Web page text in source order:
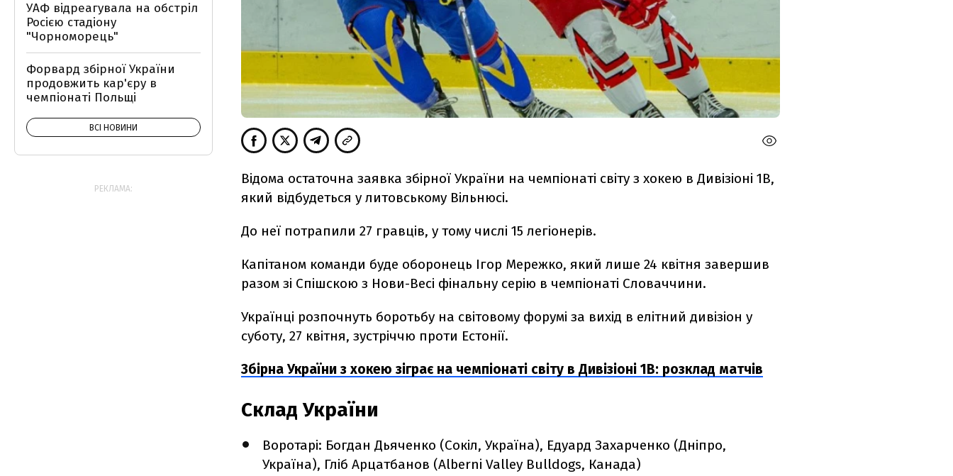
Відома остаточна заявка збірної України на чемпіонаті світу з хокею в Дивізіоні 1В,
який відбудеться у литовському Вільнюсі.
До неї потрапили 27 гравців, у тому числі 15 легіонерів.
Капітаном команди буде оборонець Ігор Мережко, який лише 24 квітня завершив
разом зі Спішскою з Нови-Весі фінальну серію в чемпіонаті Словаччини.
Українці розпочнуть боротьбу на світовому форумі за вихід в елітний дивізіон у
суботу, 27 квітня, зустріччю проти Естонії.
Збірна України з хокею зіграє на чемпіонаті світу в Дивізіоні 1В: розклад матчів
Склад України
Воротарі: Богдан Дьяченко (Сокіл, Україна), Едуард Захарченко (Дніпро,
Україна), Гліб Арцатбанов (Alberni Valley Bulldogs, Канада)
УАФ відреагувала на обстріл
Росією стадіону
"Чорноморець"
Форвард збірної України
продовжить кар'єру в
чемпіонаті Польщі
ВСІ НОВИНИ
РЕКЛАМА: